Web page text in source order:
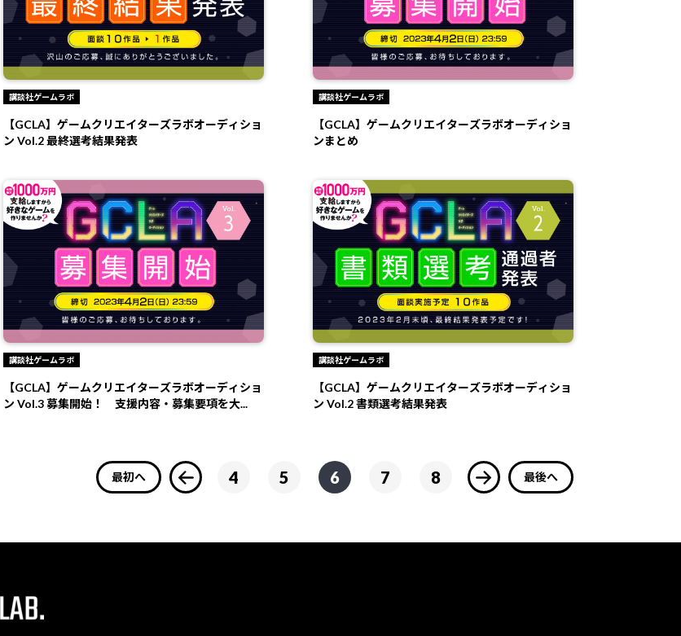
講談社ゲームラボ
【GCLA】ゲームクリエイターズラボオーディショ
ン Vol.2 最終選考結果発表
講談社ゲームラボ
【GCLA】ゲームクリエイターズラボオーディショ
ンまとめ
講談社ゲームラボ
【GCLA】ゲームクリエイターズラボオーディショ
ン Vol.3 募集開始！ 支援内容・募集要項を大...
講談社ゲームラボ
【GCLA】ゲームクリエイターズラボオーディショ
ン Vol.2 書類選考結果発表
最初へ 4 5 6 7 8 最後へ